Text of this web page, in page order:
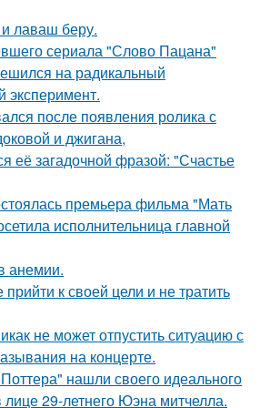
лаваш беру.
сериала "Слово Пацана"
на радикальный
эксперимент.
после появления ролика с
и джигана,
её загадочной фразой: "Счастье
премьера фильма "Мать
исполнительница главной
анемии.
к своей цели и не тратить
не может отпустить ситуацию с
на концерте.
нашли своего идеального
29-летнего Юэна митчелла.